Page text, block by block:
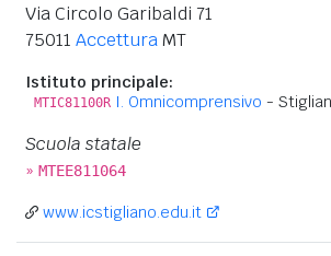
Via Circolo Garibaldi 71
75011 AccetturaMT
Istituto principale:
MTIC81100R I. Omnicomprensivo -
Scuola statale
» MTEE811064
www.icstigliano.edu.it